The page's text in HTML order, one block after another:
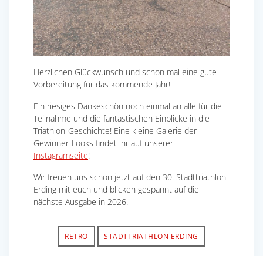
Herzlichen Glückwunsch und schon mal eine gute
Vorbereitung für das kommende Jahr!
Ein riesiges Dankeschön noch einmal an alle für die
Teilnahme und die fantastischen Einblicke in die
Triathlon-Geschichte! Eine kleine Galerie der
Gewinner-Looks findet ihr auf unserer
Instagramseite!
Wir freuen uns schon jetzt auf den 30. Stadttriathlon
Erding mit euch und blicken gespannt auf die
nächste Ausgabe in 2026.
RETRO STADTTRIATHLON ERDING